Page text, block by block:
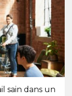
sain dans un